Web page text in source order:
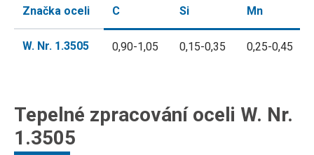
Značka oceli C Si Mn
W. Nr. 1.3505 0,90-1,05 0,15-0,35 0,25-0,45
Tepelné zpracování oceli W. Nr.
1.3505